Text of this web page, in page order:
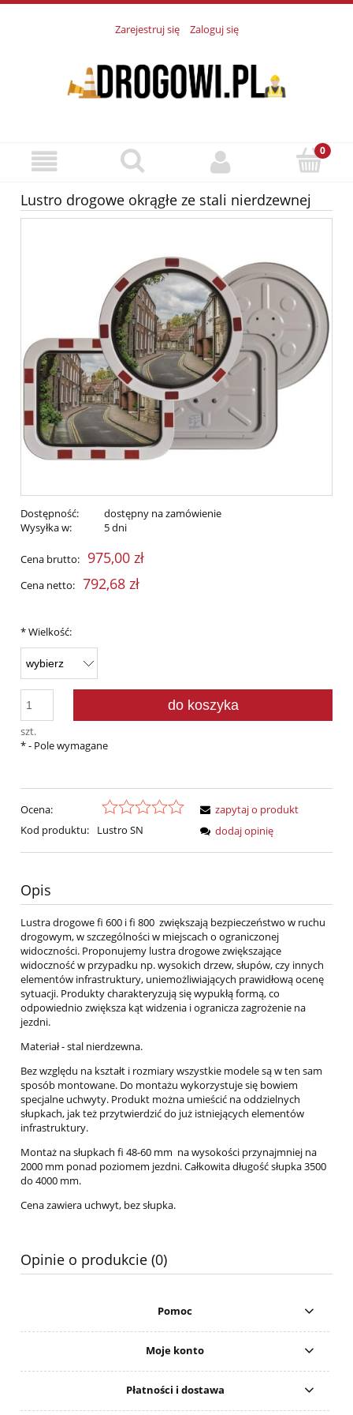
Zarejestruj się Zaloguj się
Lustro drogowe okrągłe ze stali nierdzewnej
Dostępność:
dostępny na zamówienie
Wysyłka w:
5 dni
Cena brutto: 975,00 zł
Cena netto: 792,68 zł
*Wielkość:
szt.
do koszyka
*- Pole wymagane
Ocena:
Kod produktu:
Lustro SN
zapytaj o produkt
dodaj opinię
Opis
Lustra drogowe fi 600 i fi 800 zwiększają bezpieczeństwo w ruchu
drogowym, w szczególności w miejscach o ograniczonej
widoczności. Proponujemy lustra drogowe zwiększające
widoczność w przypadku np. wysokich drzew, słupów, czy innych
elementów infrastruktury, uniemożliwiających prawidłową ocenę
sytuacji. Produkty charakteryzują się wypukłą formą, co
odpowiednio zwiększa kąt widzenia i ogranicza zagrożenie na
jezdni.
Materiał - stal nierdzewna.
Bez względu na kształt i rozmiary wszystkie modele są w ten sam
sposób montowane. Do montażu wykorzystuje się bowiem
specjalne uchwyty. Produkt można umieścić na oddzielnych
słupkach, jak też przytwierdzić do już istniejących elementów
infrastruktury.
Montaż na słupkach fi 48-60 mm na wysokości przynajmniej na
2000 mm ponad poziomem jezdni. Całkowita długość słupka 3500
do 4000 mm.
Cena zawiera uchwyt, bez słupka.
Opinie o produkcie (0)
Pomoc
Moje konto
Płatności i dostawa